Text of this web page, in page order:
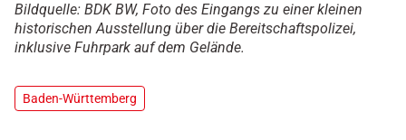
Bildquelle: BDK BW, Foto des Eingangs zu einer kleinen
historischen Ausstellung über die Bereitschaftspolizei,
inklusive Fuhrpark auf dem Gelände.
Baden-Württemberg